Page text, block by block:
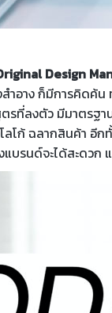
Design
งสำอาง ก็มีการคิ
รที่ลงตัว มีมาตรฐา
โก้ ฉลากสินค้า อีก
บรนด์จะได้สะดวก